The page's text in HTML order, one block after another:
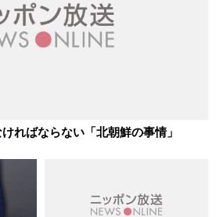
ればならない「北朝鮮の事情」